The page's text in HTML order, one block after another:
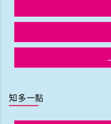
知多一點